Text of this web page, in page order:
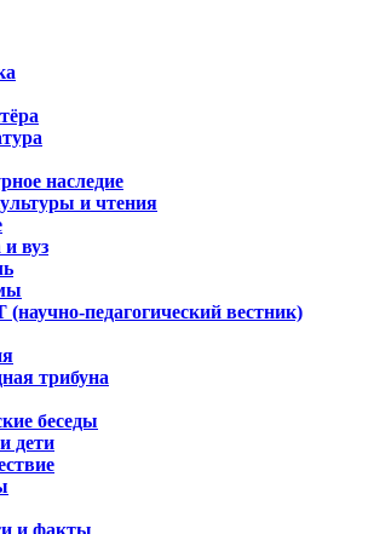
наследие
и чтения
вуз
педагогический вестник)
трибуна
беседы
дети